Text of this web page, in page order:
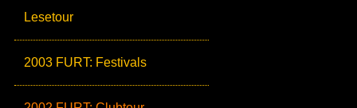
Lesetour
2003 FURT: Festivals